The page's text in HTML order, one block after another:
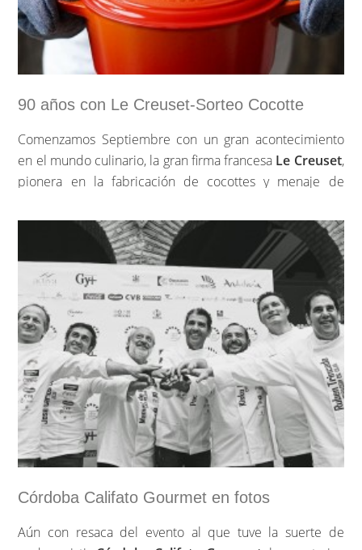
90 años con Le Creuset-Sorteo Cocotte
Comenzamos Septiembre con un gran acontecimiento
en el mundo culinario, la gran firma francesa Le Creuset,
pionera en la fabricación de cocottes y menaje de
aniversario. Toda una vida llenando nuestras mesas de
color, felicidad y sobre todo de calidad. 90 años con Le
Creuset y Los Tragaldabas quiere participar en este
aniversario con el sorteo de una maravillosa cocotte.
…
Sigue leyendo »
Córdoba Califato Gourmet en fotos
Aún con resaca del evento al que tuve la suerte de